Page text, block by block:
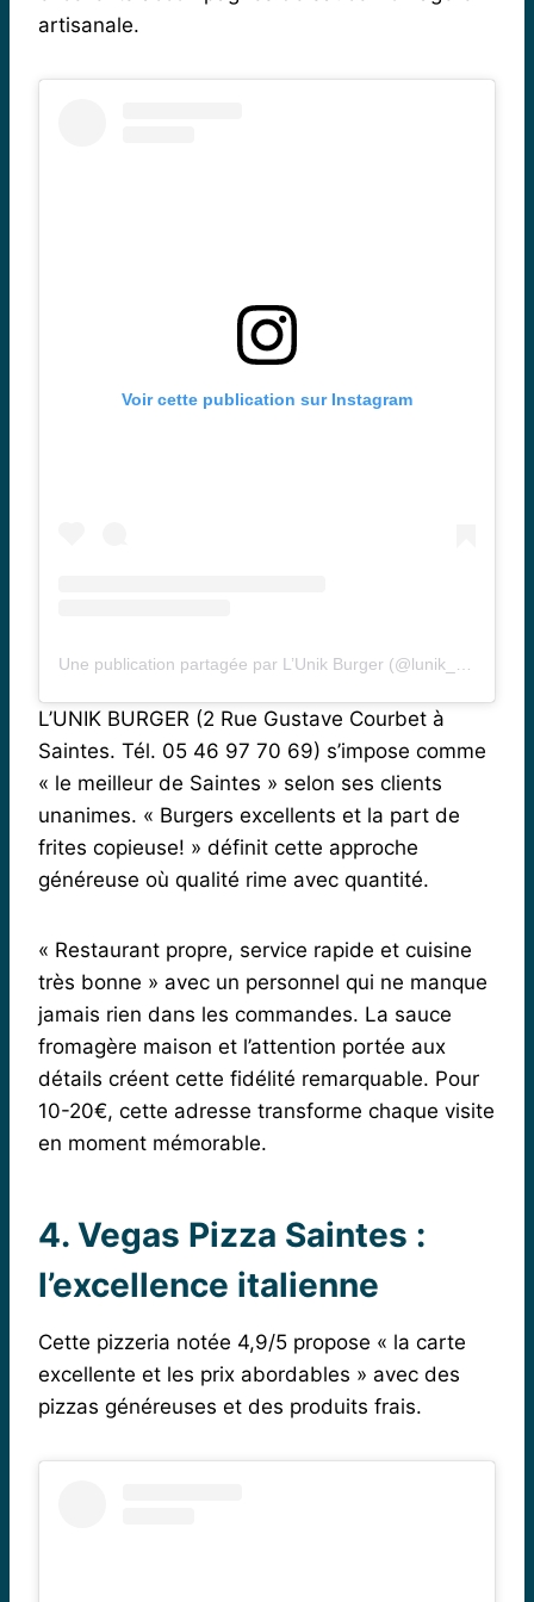
artisanale.
Voir cette publication sur Instagram
L’UNIK BURGER (2 Rue Gustave Courbet à
Saintes. Tél. 05 46 97 70 69) s’impose comme
« le meilleur de Saintes » selon ses clients
unanimes. « Burgers excellents et la part de
frites copieuse! » définit cette approche
généreuse où qualité rime avec quantité.
« Restaurant propre, service rapide et cuisine
très bonne » avec un personnel qui ne manque
jamais rien dans les commandes. La sauce
fromagère maison et l’attention portée aux
détails créent cette fidélité remarquable. Pour
10-20€, cette adresse transforme chaque visite
en moment mémorable.
4. Vegas Pizza Saintes :
l’excellence italienne
Cette pizzeria notée 4,9/5 propose « la carte
excellente et les prix abordables » avec des
pizzas généreuses et des produits frais.